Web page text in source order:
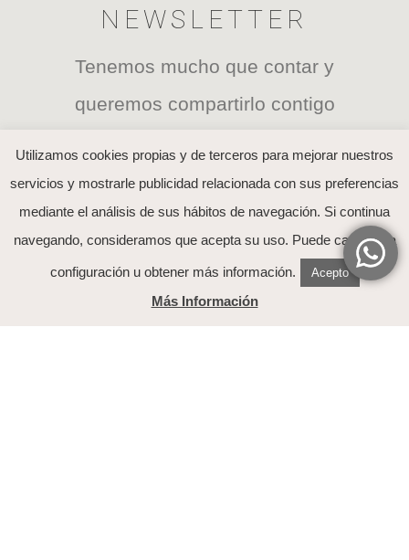
NEWSLETTER
Tenemos mucho que contar y
queremos compartirlo contigo
He leído y acepto el tratamiento de mis datos
explicado en la
política de Privacidad
Utilizamos cookies propias y de terceros para mejorar nuestros
servicios y mostrarle publicidad relacionada con sus preferencias
mediante el análisis de sus hábitos de navegación. Si continua
navegando, consideramos que acepta su uso. Puede cambiar la
configuración u obtener más información. Acepto
Más Información